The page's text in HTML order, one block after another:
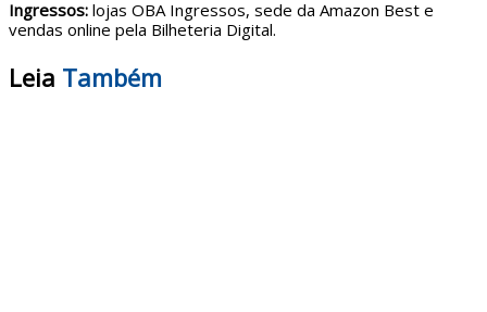
Ingressos: lojas OBA Ingressos, sede da Amazon Best e
vendas online pela Bilheteria Digital.
Leia Também